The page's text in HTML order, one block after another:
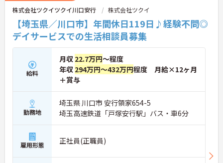
株式会社ツクイツクイ川口安行 株式会社ツクイ
【埼玉県／川口市】年間休日119日♪経験不問◎
デイサービスでの生活相談員募集
給料
月収 22.7万円～程度
年収 294万円～432万円程度 月給×12ヶ月
＋賞与
勤務地
埼玉県 川口市 安行領家654-5
埼玉高速鉄道「戸塚安行駅」バス・車6分
雇用形態 正社員(正職員)